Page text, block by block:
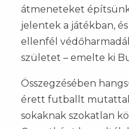
átmeneteket
jelentek a játékban,
ellenfél
születet – emelte ki
Összegzésében
érett futballt
sokaknak szokatlan